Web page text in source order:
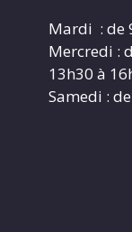
Mardi : de
Mercredi :
13h30 à
Samedi :